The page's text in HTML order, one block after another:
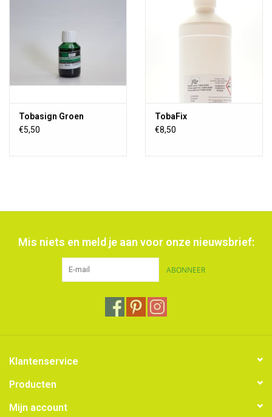
Tobasign Groen
€5,50
TobaFix
€8,50
Mis niets en meld je aan voor onze nieuwsbrief:
ABONNEER
Klantenservice
Producten
Mijn account